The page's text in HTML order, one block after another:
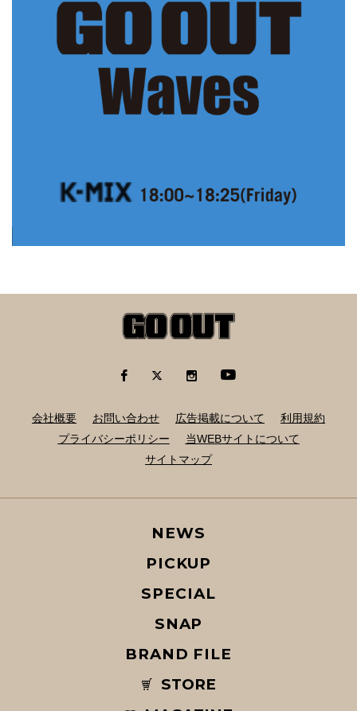
会社概要 お問い合わせ 広告掲載について
利用規約
プライバシーポリシー
当WEBサイトについて
サイトマップ
NEWS
PICKUP
SPECIAL
SNAP
BRAND FILE
STORE